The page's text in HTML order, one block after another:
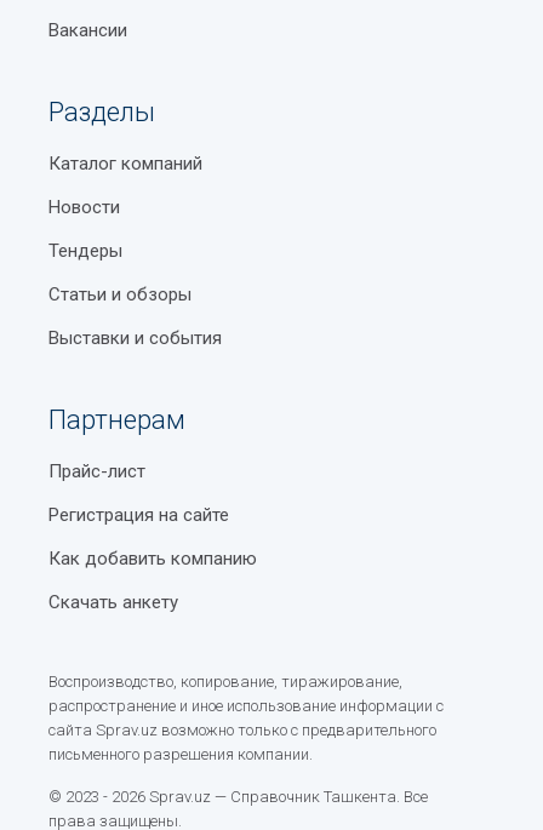
Вакансии
Разделы
Каталог компаний
Новости
Тендеры
Статьи и обзоры
Выставки и события
Партнерам
Прайс-лист
Регистрация на сайте
Как добавить компанию
Скачать анкету
Воспроизводство, копирование, тиражирование,
распространение и иное использование информации с
сайта Sprav.uz возможно только с предварительного
письменного разрешения компании.
© 2023 - 2026 Sprav.uz — Справочник Ташкента. Все
права защищены.